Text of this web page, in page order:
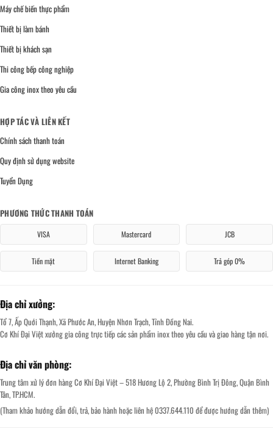
Máy chế biến thực phẩm
Thiết bị làm bánh
Thiết bị khách sạn
Thi công bếp công nghiệp
Gia công inox theo yêu cầu
HỢP TÁC VÀ LIÊN KẾT
Chính sách thanh toán
Quy định sử dụng website
Tuyển Dụng
PHƯƠNG THỨC THANH TOÁN
VISA Mastercard JCB
Tiền mặt Internet Banking Trả góp 0%
Địa chỉ xưởng:
Tổ 7, Ấp Quới Thạnh, Xã Phước An, Huyện Nhơn Trạch, Tỉnh Đồng Nai.
Cơ Khí Đại Việt xưởng gia công trực tiếp các sản phẩm inox theo yêu cầu và giao hàng tận nơi.
Địa chỉ văn phòng:
Trung tâm xử lý đơn hàng Cơ Khí Đại Việt – 518 Hương Lộ 2, Phường Bình Trị Đông, Quận Bình
Tân, TP.HCM.
(Tham khảo hướng dẫn đổi, trả, bảo hành hoặc liên hệ 0337.644.110 để được hướng dẫn thêm)